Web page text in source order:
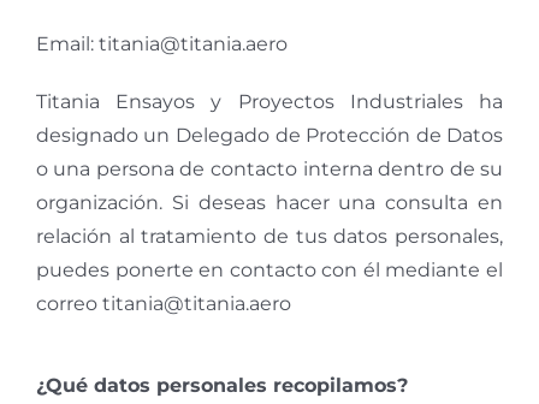
Email: titania@titania.aero
Titania Ensayos y Proyectos Industriales ha
designado un Delegado de Protección de Datos
o una persona de contacto interna dentro de su
organización. Si deseas hacer una consulta en
relación al tratamiento de tus datos personales,
puedes ponerte en contacto con él mediante el
correo titania@titania.aero
¿Qué datos personales recopilamos?